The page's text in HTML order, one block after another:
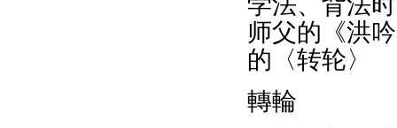
师父的《洪
的〈转轮〉
轉輪